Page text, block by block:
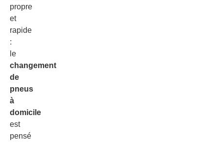
propre
et
rapide
:
le
changement
de
pneus
à
domicile
est
pensé